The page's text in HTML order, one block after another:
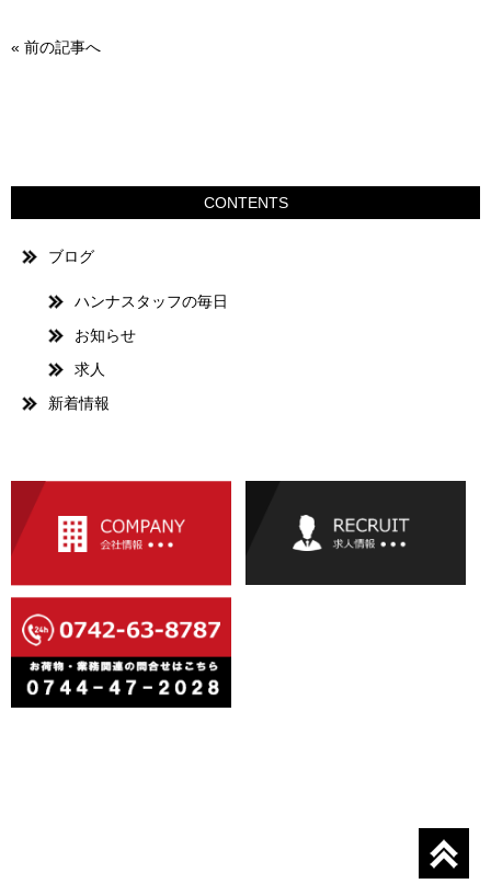
« 前の記事へ
CONTENTS
ブログ
ハンナスタッフの毎日
お知らせ
求人
新着情報